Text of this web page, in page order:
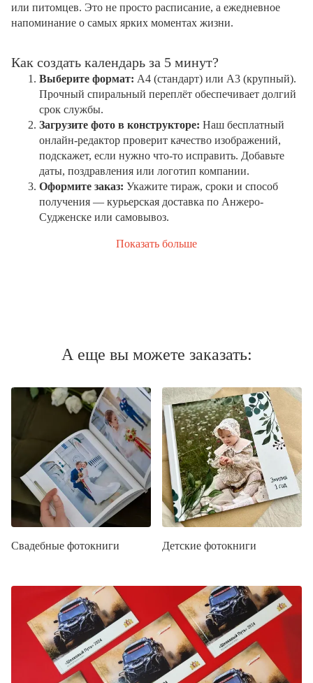
или питомцев. Это не просто расписание, а ежедневное
напоминание о самых ярких моментах жизни.
Как создать календарь за 5 минут?
Выберите формат: А4 (стандарт) или А3 (крупный).
Прочный спиральный переплёт обеспечивает долгий
срок службы.
Загрузите фото в конструкторе: Наш бесплатный
онлайн-редактор проверит качество изображений,
подскажет, если нужно что-то исправить. Добавьте
даты, поздравления или логотип компании.
Оформите заказ: Укажите тираж, сроки и способ
получения — курьерская доставка по Анжеро-
Судженске или самовывоз.
Показать больше
А еще вы можете заказать:
Свадебные фотокниги Детские фотокниги